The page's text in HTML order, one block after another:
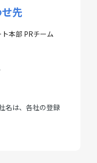
先
本部 PRチーム
名は、各社の登録